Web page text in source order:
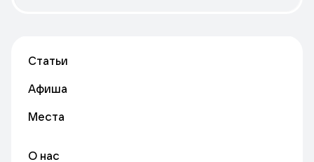
Статьи
Афиша
Места
О нас